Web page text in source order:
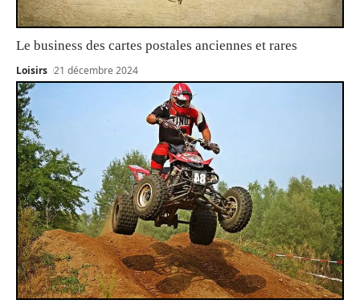
Le business des cartes postales anciennes et rares
Loisirs 21 décembre 2024